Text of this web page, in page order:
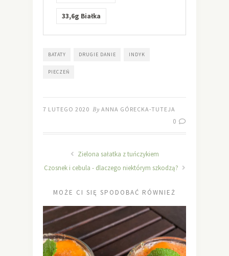
33,6g Białka
BATATY DRUGIE DANIE INDYK
PIECZEŃ
7 LUTEGO 2020 By ANNA GÓRECKA-TUTEJA
0
Zielona sałatka z tuńczykiem
Czosnek i cebula - dlaczego niektórym szkodzą?
MOŻE CI SIĘ SPODOBAĆ RÓWNIEŻ